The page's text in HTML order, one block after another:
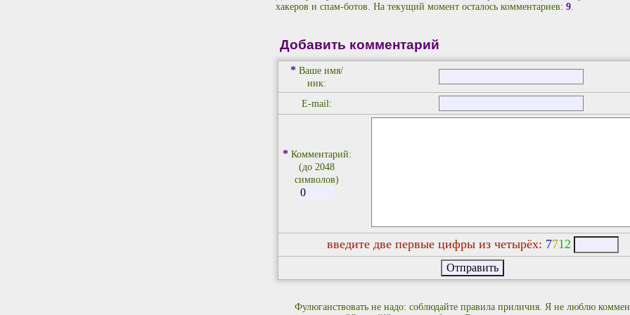
хакеров и спам-ботов. На текущий момент осталось комментариев: 9
Добавить комментарий
* Ваше имя/
ник:
E-mail:
* Комментарий:
(до 2048
символов)
введите две первые цифры из четырёх: 7712
Фулюганствовать не надо: соблюдайте правила приличия. Я не люблю